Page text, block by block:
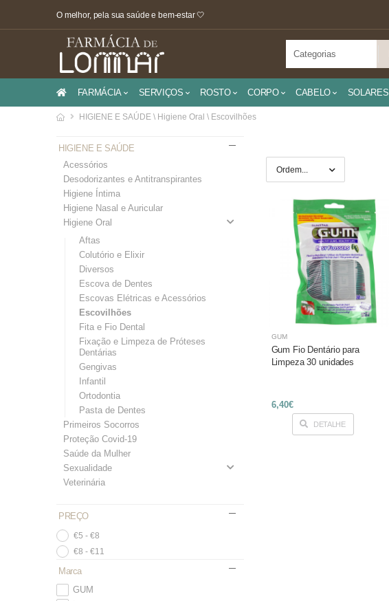
O melhor, pela sua saúde e bem-estar 🤍
FARMÁCIA SERVIÇOS ROSTO CORPO CABELO SOLARES
HIGIENE E SAÚDE \ Higiene Oral \ Escovilhões
HIGIENE E SAÚDE
Acessórios
Desodorizantes e Antitranspirantes
Higiene Íntima
Higiene Nasal e Auricular
Higiene Oral
Aftas
Colutório e Elixir
Diversos
Escova de Dentes
Escovas Elétricas e Acessórios
Escovilhões
Fita e Fio Dental
Fixação e Limpeza de Próteses
Dentárias
Gengivas
Infantil
Ortodontia
Pasta de Dentes
Primeiros Socorros
Proteção Covid-19
Saúde da Mulher
Sexualidade
Veterinária
PREÇO
€5 - €8
€8 - €11
Marca
GUM
GUM
Gum Fio Dentário para
Limpeza 30 unidades
6,40€
DETALHE